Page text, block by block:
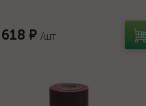
₽ /шт